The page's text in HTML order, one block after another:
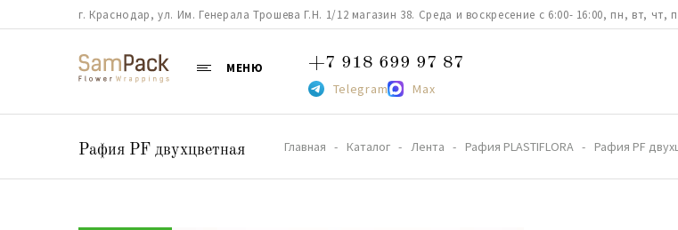
г. Краснодар, ул. Им. Генерала Трошева Г.Н. 1/12 магазин 38. Среда и воскресение с 6:00- 16:00, пн, вт, чт,
МЕНЮ +7 918 699 97 87
Telegram Max
Рафия PF двухцветная Главная Каталог Лента Рафия PLASTIFLORA Рафия PF